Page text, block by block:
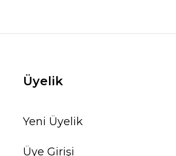
Üyelik
Yeni Üyelik
Üye Girişi